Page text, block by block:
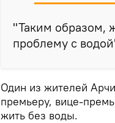
"Таким образом,
проблему с
Один из жителей
премьеру, вице-
жить без воды.